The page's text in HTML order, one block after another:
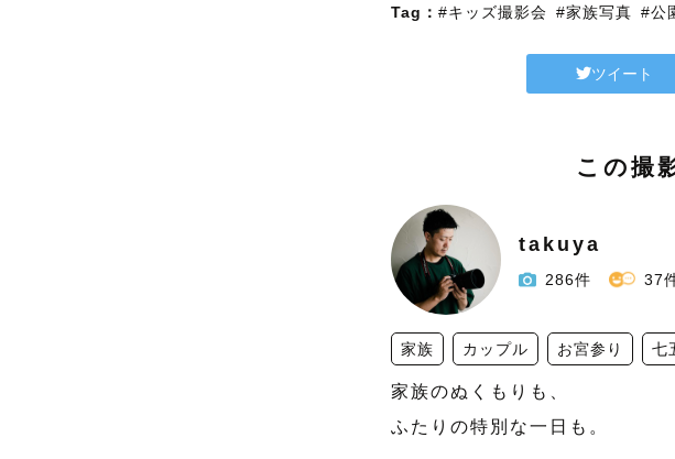
Tag： #キッズ撮影会 #家族写真 #公
ツイート
この撮
takuya
286件 37
家族 カップル お宮参り 七
家族のぬくもりも、
ふたりの特別な一日も。